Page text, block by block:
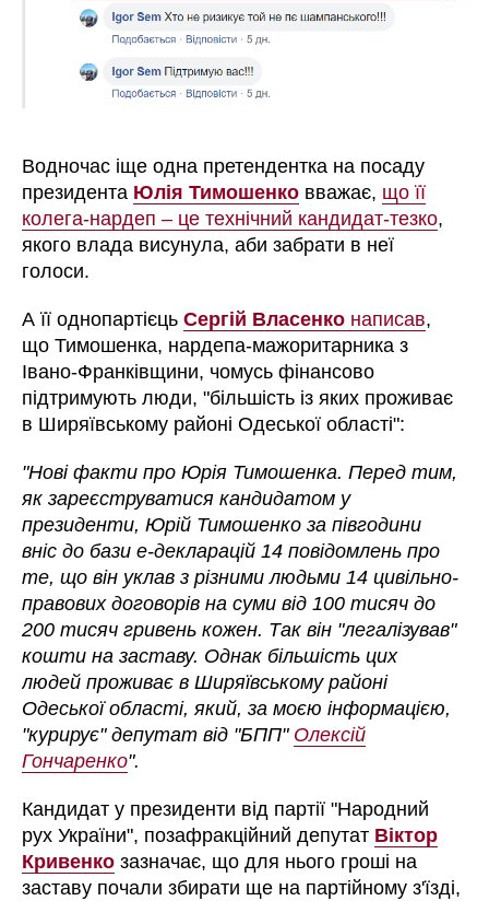
Водночас іще одна претендентка на посаду
президента Юлія Тимошенко вважає, що її
колега-нардеп – це технічний кандидат-тезко,
якого влада висунула, аби забрати в неї
голоси.
А її однопартієцьСергій Власенко написав,
що Тимошенка, нардепа-мажоритарника з
Івано-Франківщини, чомусь фінансово
підтримують люди, "більшість із яких проживає
в Ширяївському районі Одеської області":
"Нові факти про Юрія Тимошенка. Перед тим,
як зареєструватися кандидатом у
президенти, Юрій Тимошенко за півгодини
вніс до бази е-декларацій 14 повідомлень про
те, що він уклав з різними людьми 14 цивільно-
правових договорів на суми від 100 тисяч до
200 тисяч гривень кожен. Так він "легалізував"
кошти на заставу. Однак більшість цих
людей проживає в Ширяївському районі
Одеської області, який, за моєю інформацією,
"курирує" депутат від "БПП" Олексій
Гончаренко".
Кандидат у президенти від партії "Народний
рух України", позафракційний депутат Віктор
Кривенко зазначає, що для нього гроші на
заставу почали збирати ще на партійному з'їзді,